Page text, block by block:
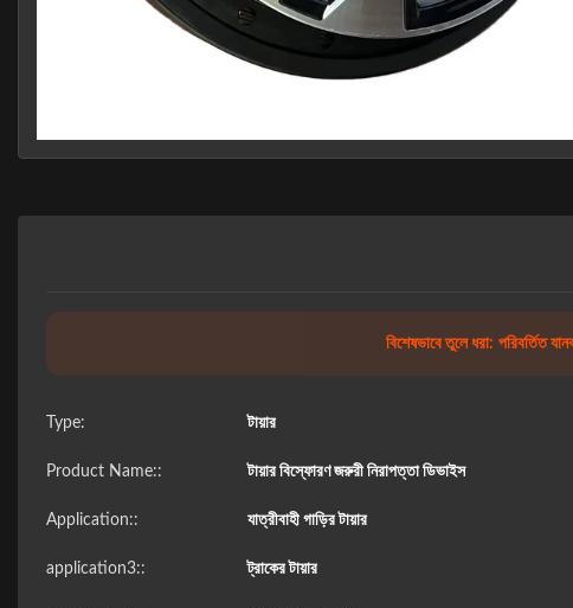
বিশেষভাবে তুলে ধরা: পরিবর্তিত
Type: টায়ার
Product Name:: টায়ার বিস্ফোরণ জরুরী নিরাপত্তা ডিভাইস
Application:: যাত্রীবাহী গাড়ির টায়ার
application3:: ট্রাকের টায়ার